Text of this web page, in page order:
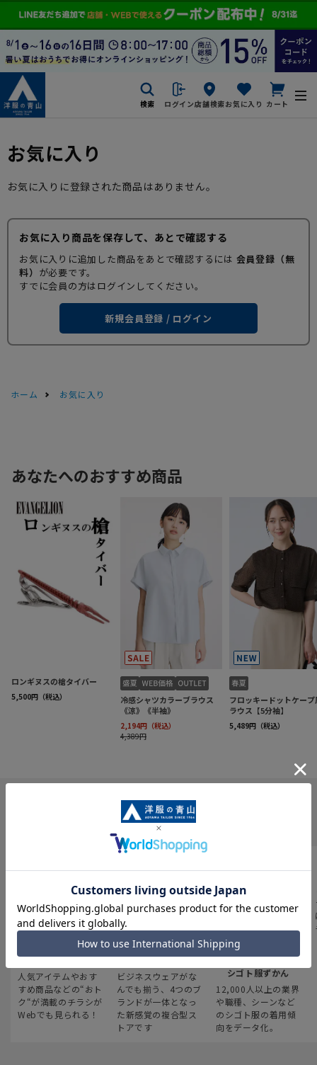
検索 ログイン店舗検索お気に入り カート
お気に入り
お気に入りに登録された商品はありません。
お気に入り商品を保存して、あとで確認する
お気に入りに追加した商品をあとで確認するには 会員登録（無
料） が必要です。
すでに会員の方はログインしてください。
新規会員登録 / ログイン
ホーム お気に入り
INFORMATION
最新のお買い得情報
人気アイテムやおす
すめ商品などの“おト
ク“が満載のチラシが
Webでも見られる！
スーツスクエア
ビジネスウェアがな
んでも揃う、4つのブ
ランドが一体となっ
た新感覚の複合型ス
トアです
みんなの
シゴト服ずかん
12,000人以上の業界
や職種、シーンなど
のシゴト服の着用傾
向をデータ化。